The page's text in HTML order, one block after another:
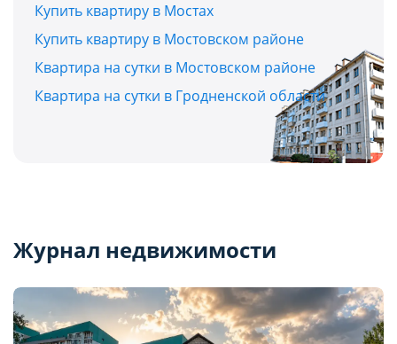
Купить квартиру в Мостах
Купить квартиру в Мостовском районе
Квартира на сутки в Мостовском районе
Квартира на сутки в Гродненской области
Журнал недвижимости